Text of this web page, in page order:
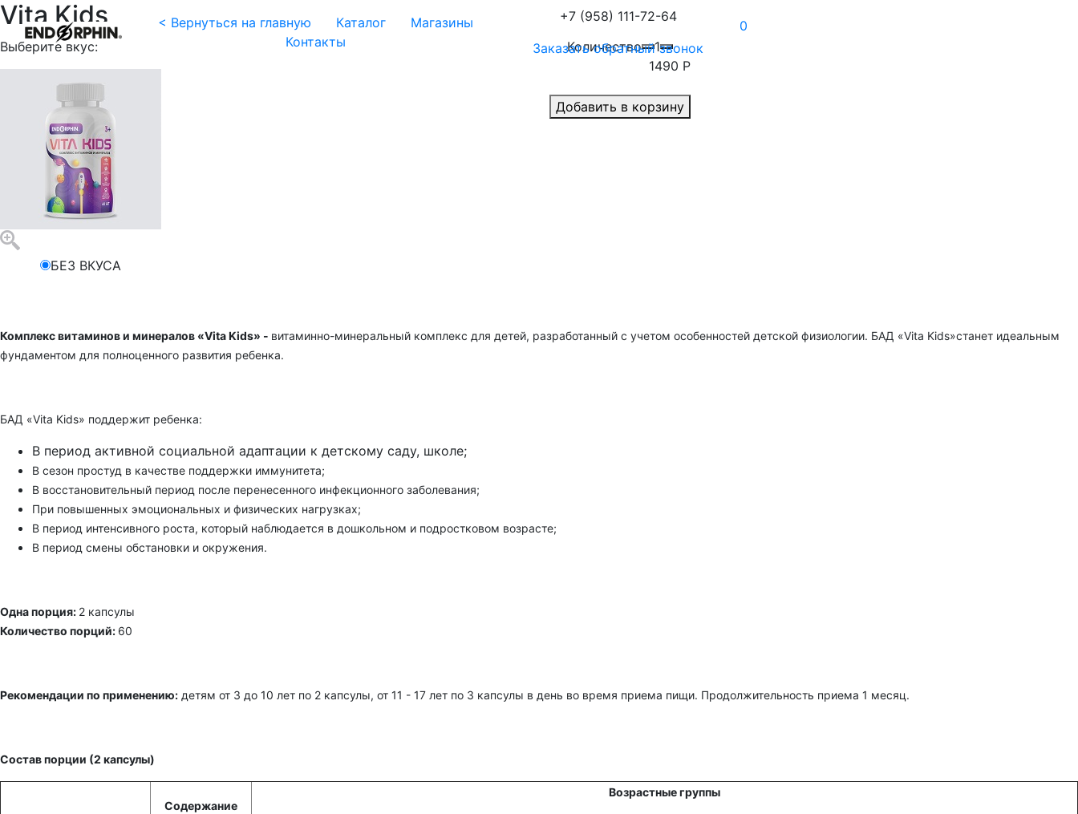
< Вернуться на главную Каталог
Магазины
Контакты
+7 (958) 111-72-64
Заказать обратный звонок
0
Vita Kids
Выберите вкус:
БЕЗ ВКУСА
Количество
1
1490 Р
Добавить в корзину
Комплекс витаминов и минералов «Vita Kids» - витаминно-минеральный комплекс для детей, разработанный с учетом особенностей детской физиологии. БАД «Vita Kids»станет идеальным
фундаментом для полноценного развития ребенка.
БАД «Vita Kids» поддержит ребенка:
В период активной социальной адаптации к детскому саду, школе;
В сезон простуд в качестве поддержки иммунитета;
В восстановительный период после перенесенного инфекционного заболевания;
При повышенных эмоциональных и физических нагрузках;
В период интенсивного роста, который наблюдается в дошкольном и подростковом возрасте;
В период смены обстановки и окружения.
Одна порция: 2 капсулы
Количество порций: 60
Рекомендации по применению: детям от 3 до 10 лет по 2 капсулы, от 11 - 17 лет по 3 капсулы в день во время приема пищи. Продолжительность приема 1 месяц.
Состав порции (2 капсулы)
Содержание
Возрастные группы